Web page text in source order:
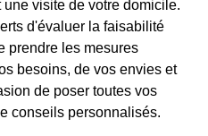
visite de votre domicile.
d'évaluer la faisabilité
prendre les mesures
besoins, de vos envies et
de poser toutes vos
conseils personnalisés.